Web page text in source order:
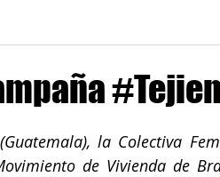
la Colectiva
de Vivienda de